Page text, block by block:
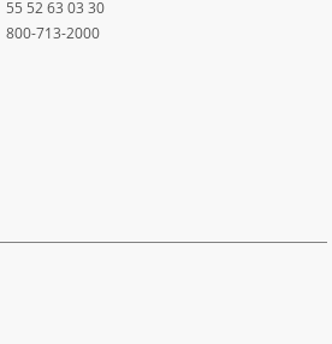
55 52 63 03 30
800-713-2000